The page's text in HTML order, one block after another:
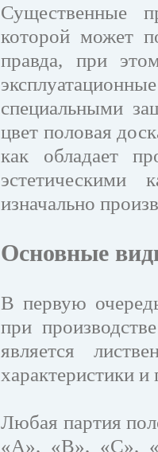
Существенные
которой может
правда, при
специальными
цвет половая
как обладает
эстетическими
изначально
Основные
В первую
при
является
характеристики
Любая партия
«А», «В», «С»,